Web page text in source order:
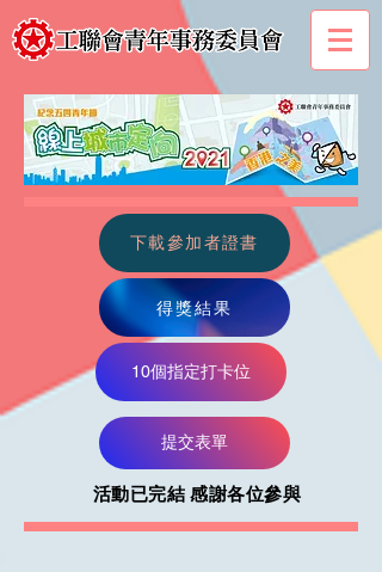
下載參加者證書
得獎結果
10個指定打卡位
提交表單
活動已完結 感謝各位參與